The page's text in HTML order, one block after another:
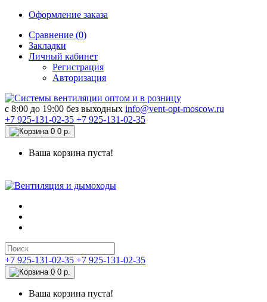
Оформление заказа
Сравнение (0)
Закладки
Личный кабинет
Регистрация
Авторизация
c 8:00 до 19:00 без выходных info@vent-opt-moscow.ru
+7 925-131-02-35 +7 925-131-02-35
0 0 р.
Ваша корзина пуста!
+7 925-131-02-35 +7 925-131-02-35
0 0 р.
Ваша корзина пуста!